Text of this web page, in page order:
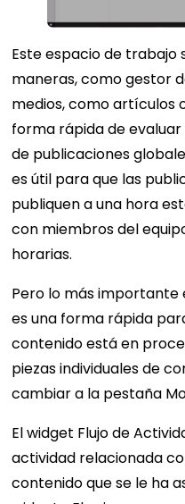
Este espacio de trabajo
maneras, como gestor
medios, como artículos
forma rápida de
de publicaciones
es útil para que las
publiquen a una hora
con miembros del
horarias.
Pero lo más importante
es una forma rápida
contenido está en
piezas individuales de
cambiar a la pestaña
El widget Flujo de
actividad relacionada
contenido que se le ha